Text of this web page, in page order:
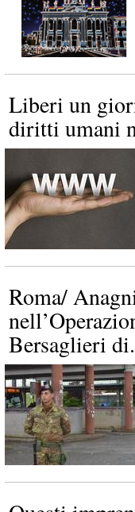
Liberi un
diritti umani
Roma/
Bersaglieri